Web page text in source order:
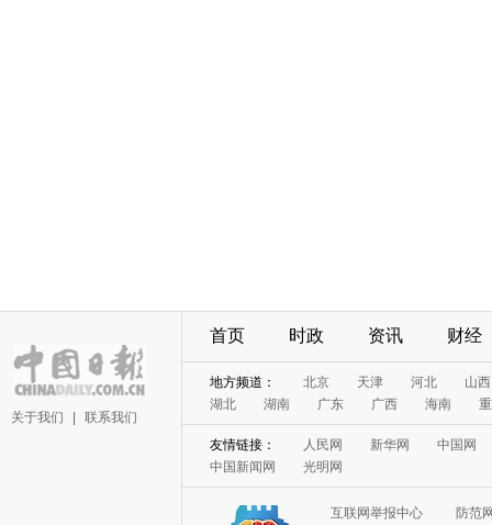
关于我们 联系我们
首页 时政 资讯 财经
地方频道： 北京 天津 河北
山西
湖北
湖南 广东 广西 海南
友情链接： 人民网 新华网
中国网
中国新闻网
光明网
互联网举报中心
防范